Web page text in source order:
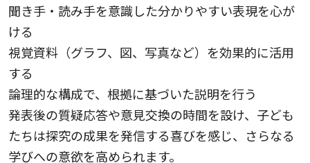
聞き手・読み手を意識した分かりやすい表現を心が
ける
視覚資料（グラフ、図、写真など）を効果的に活用
する
論理的な構成で、根拠に基づいた説明を行う
発表後の質疑応答や意見交換の時間を設け、子ども
たちは探究の成果を発信する喜びを感じ、さらなる
学びへの意欲を高められます。